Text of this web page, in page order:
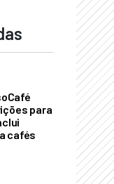
para
cafés